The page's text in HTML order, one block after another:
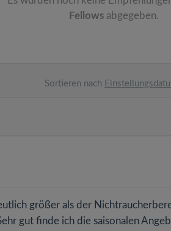
Fellowsabgegeben.
Sortieren nach
größer als der
gut finde ich die saisonalen